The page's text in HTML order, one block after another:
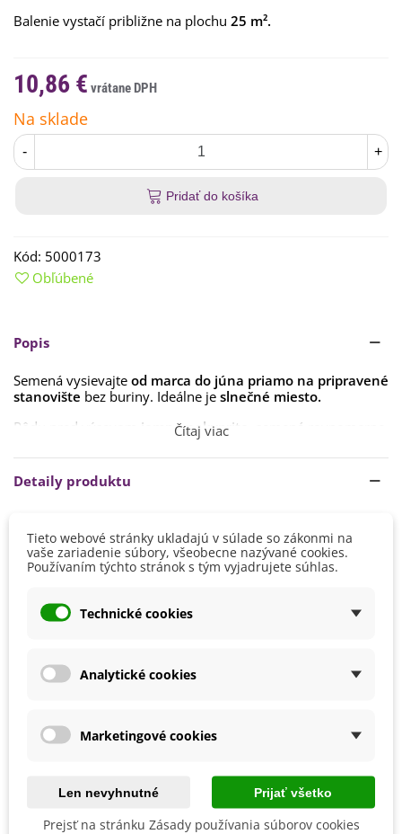
Balenie vystačí približne na plochu 25 m².
10,86 €
Na sklade
- +
Pridať do košíka
Kód: 5000173
Obľúbené
Popis
Semená vysievajte od marca do júna priamo na pripravené
stanovište bez buriny. Ideálne je slnečné miesto.
Pôdu pred výsevom jemne nakyprite,
semená rovnomerne
zapravte do zeminy
Potom plochupritlačte a zalejte.
Substrát udržujtemierne vlhký
Prvé kvety sa objavujú za 6–8 týždňovod výsevu a lúka
kvitne až do jesene.
porastu počas sezóny
po odkvitnutí pokosiť.
Čítaj viac
Detaily produktu
Výška
40 - 60 cm
60 - 80 cm
80 - 100 cm
Doba Kvitnutia
Október
Stanovisko
Slnečné
Máj
Marec
Tieto webové stránky ukladajú v súlade so zákonmi na
vaše zariadenie súbory, všeobecne nazývané cookies.
Používaním týchto stránok s tým vyjadrujete súhlas.
Technické cookies
Analytické cookies
Marketingové cookies
Len nevyhnutné Prijať všetko
Prejsť na stránku Zásady používania súborov cookies